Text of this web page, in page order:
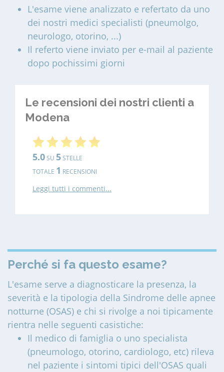
L'esame viene analizzato e refertato da uno
dei nostri medici specialisti (pneumolgo,
neurologo, otorino, ...)
Il referto viene inviato per e-mail al paziente
dopo pochissimi giorni
Le recensioni dei nostri clienti a
Modena
5.0SU 5STELLE
TOTALE 1 RECENSIONI
Leggi tutti i commenti...
Perché si fa questo esame?
L'esame serve a diagnosticare la presenza, la
severità e la tipologia della Sindrome delle apnee
notturne (OSAS) e chi si rivolge a noi tipicamente
rientra nelle seguenti casistiche:
Il medico di famiglia o uno specialista
(pneumologo, otorino, cardiologo, etc) rileva
nel paziente i sintomi tipici dell'OSAS quali